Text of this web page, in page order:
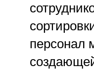
персонал